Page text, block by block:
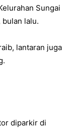
Sungai
bulan lalu.
lantaran juga
diparkir di